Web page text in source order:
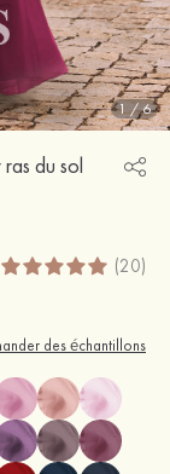
1/6
du sol
(20)
des échantillons